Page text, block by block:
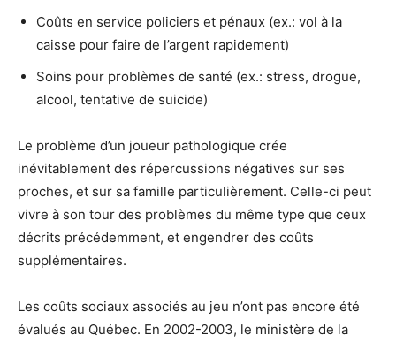
Coûts en service policiers et pénaux (ex.: vol à la
caisse pour faire de l’argent rapidement)
Soins pour problèmes de santé (ex.: stress, drogue,
alcool, tentative de suicide)
Le problème d’un joueur pathologique crée
inévitablement des répercussions négatives sur ses
proches, et sur sa famille particulièrement. Celle-ci peut
vivre à son tour des problèmes du même type que ceux
décrits précédemment, et engendrer des coûts
supplémentaires.
Les coûts sociaux associés au jeu n’ont pas encore été
évalués au Québec. En 2002-2003, le ministère de la